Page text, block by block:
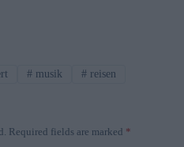
# musik # reisen
Required fields are marked *